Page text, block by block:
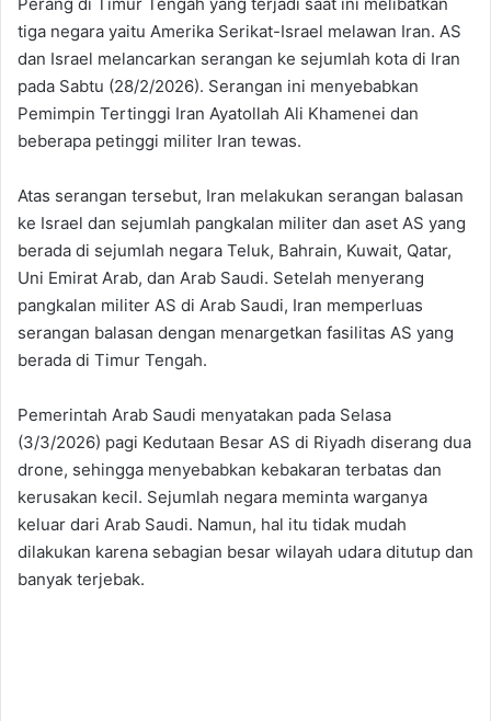
tiga negara yaitu Amerika Serikat-Israel melawan Iran. AS
dan Israel melancarkan serangan ke sejumlah kota di Iran
pada Sabtu (28/2/2026). Serangan ini menyebabkan
Pemimpin Tertinggi Iran Ayatollah Ali Khamenei dan
beberapa petinggi militer Iran tewas.
Atas serangan tersebut, Iran melakukan serangan balasan
ke Israel dan sejumlah pangkalan militer dan aset AS yang
berada di sejumlah negara Teluk, Bahrain, Kuwait, Qatar,
Uni Emirat Arab, dan Arab Saudi. Setelah menyerang
pangkalan militer AS di Arab Saudi, Iran memperluas
serangan balasan dengan menargetkan fasilitas AS yang
berada di Timur Tengah.
Pemerintah Arab Saudi menyatakan pada Selasa
(3/3/2026) pagi Kedutaan Besar AS di Riyadh diserang dua
drone, sehingga menyebabkan kebakaran terbatas dan
kerusakan kecil. Sejumlah negara meminta warganya
keluar dari Arab Saudi. Namun, hal itu tidak mudah
dilakukan karena sebagian besar wilayah udara ditutup dan
banyak terjebak.